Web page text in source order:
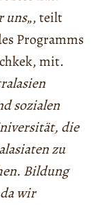
uns„, teilt
Programms
mit.
sozialen
die
zu
Bildung
wir